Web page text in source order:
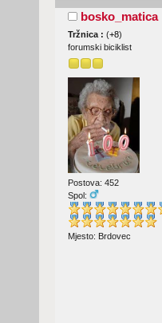
bosko_matica
Tržnica : (+8)
forumski biciklist
Postova: 452
Spol:
Mjesto: Brdovec